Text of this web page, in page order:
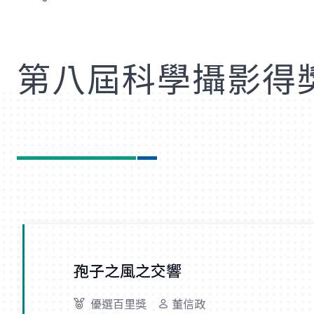
第八屆科學攝影得
孢子之風之交響
優選百里獎 董信政